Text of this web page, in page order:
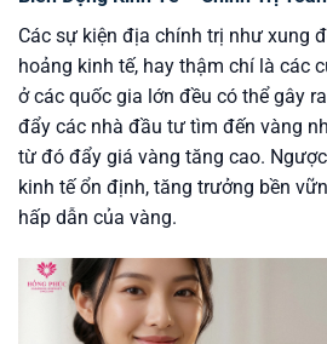
Các sự kiện địa chính trị như xung
hoảng kinh tế, hay thậm chí là các
ở các quốc gia lớn đều có thể gây
đẩy các nhà đầu tư tìm đến vàng
từ đó đẩy giá vàng tăng cao.
kinh tế ổn định, tăng trưởng bền
hấp dẫn của vàng.